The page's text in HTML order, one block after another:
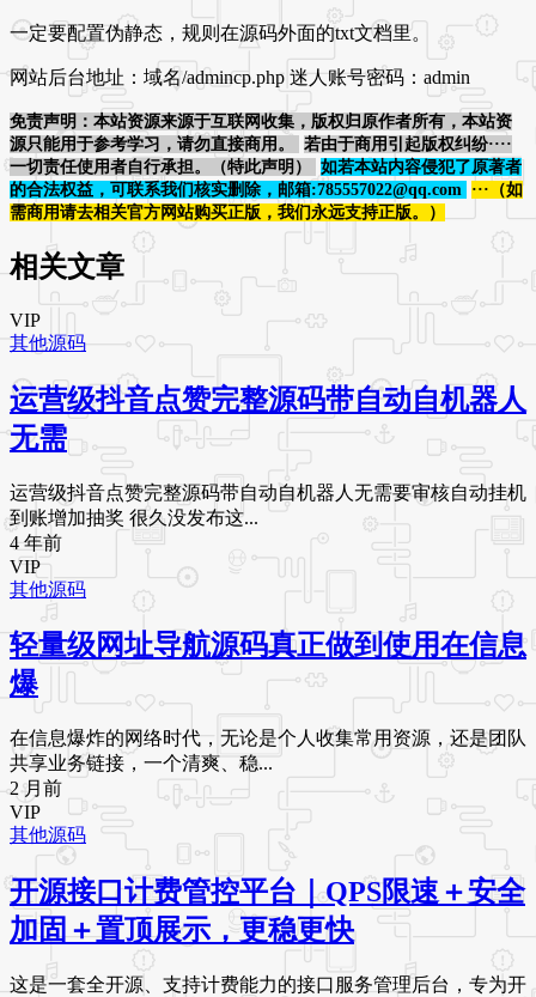
一定要配置伪静态，规则在源码外面的txt文档里。
网站后台地址：域名/admincp.php 迷人账号密码：admin
免责声明：本站资源来源于互联网收集，版权归原作者所有，本站资
源只能用于参考学习，请勿直接商用。
若由于商用引起版权纠纷····
一切责任使用者自行承担。（特此声明）
如若本站内容侵犯了原著者
的合法权益，可联系我们核实删除，邮箱:785557022@qq.com
···（如
需商用请去相关官方网站购买正版，我们永远支持正版。）
相关文章
VIP
其他源码
运营级抖音点赞完整源码带自动自机器人
无需
运营级抖音点赞完整源码带自动自机器人无需要审核自动挂机
到账增加抽奖 很久没发布这...
4 年前
VIP
其他源码
轻量级网址导航源码真正做到使用在信息
爆
在信息爆炸的网络时代，无论是个人收集常用资源，还是团队
共享业务链接，一个清爽、稳...
2 月前
VIP
其他源码
开源接口计费管控平台｜QPS限速＋安全
加固＋置顶展示，更稳更快
这是一套全开源、支持计费能力的接口服务管理后台，专为开